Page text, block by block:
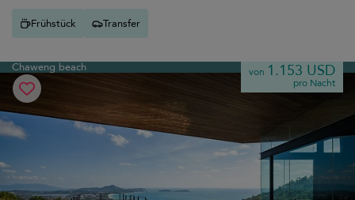
Frühstück Transfer
Chaweng beach von 1.153 USD
pro Nacht